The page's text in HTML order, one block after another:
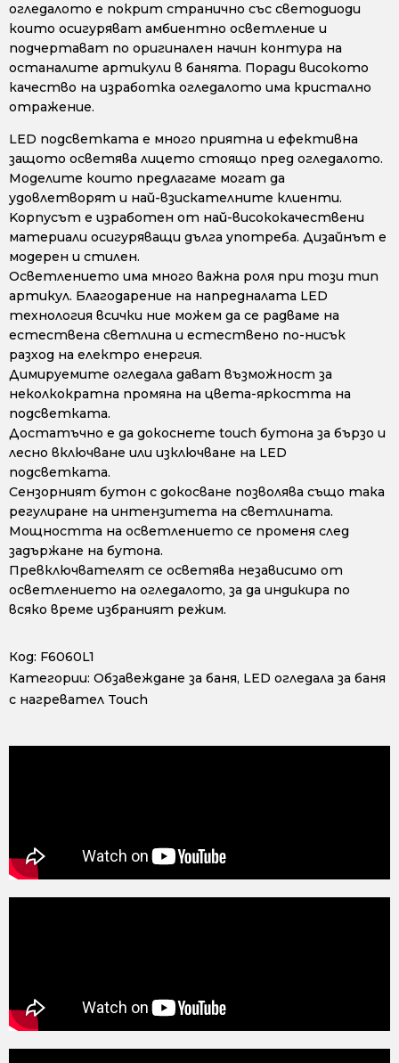
огледалото е покрит странично със светодиоди
които осигуряват амбиентно осветление и
подчертават по оригинален начин контура на
останалите артикули в банята. Поради високото
качество на изработка огледалото има кристално
отражение.
LED подсветката е много приятна и ефективна
защото осветява лицето стоящо пред огледалото.
Моделите които предлагаме могат да
удовлетворят и най-взискателните клиенти.
Kорпусът е изработен от най-висококачествени
материали осигуряващи дълга употреба. Дизайнът е
модерен и стилен.
Осветлението има много важна роля при този тип
артикул. Благодарение на напредналата LED
технология всички ние можем да се радваме на
естествена светлина и естествено по-нисък
разход на електро енергия.
Димируемите огледала дават възможност за
неколкократна промяна на цвета-яркостта на
подсветката.
Достатъчно е да докоснете touch бутона за бързо и
лесно включване или изключване на LED
подсветката.
Сензорният бутон с докосване позволява също така
регулиране на интензитета на светлината.
Мощността на осветлението се променя след
задържане на бутона.
Превключвателят се осветява независимо от
осветлението на огледалото, за да индикира по
всяко време избраният режим.
Код: F6060L1
Категории: Обзавеждане за баня, LED огледала за баня
с нагревател Touch